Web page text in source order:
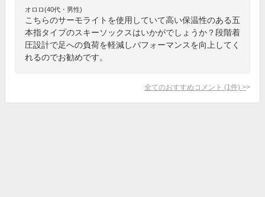
オロロ(40代・男性)
こちらのサーモライトを使用していて高い保温性のある五
本指タイプのスキーソックスはいかがでしょうか？段階着
圧設計で足への負荷を軽減しパフォーマンスを向上してく
れるのでお勧めです。
全てのおすすめコメント (1 件) >